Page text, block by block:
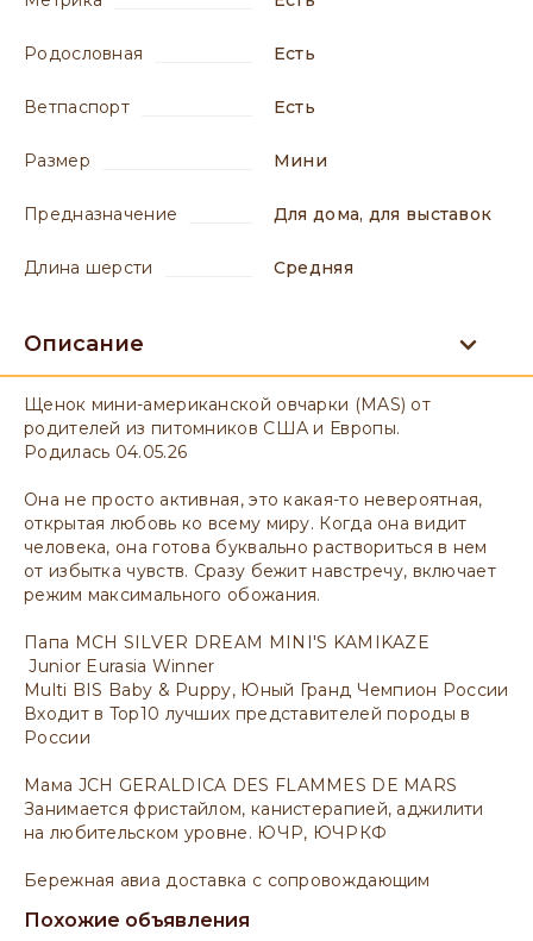
родословная есть
ветпаспорт есть
размер мини
предназначение для дома, для выставок
длина шерсти средняя
Описание
Щенок мини-американской овчарки (MAS) от
родителей из питомников США и Европы.
Родилась 04.05.26
Она не просто активная, это какая-то невероятная,
открытая любовь ко всему миру. Когда она видит
человека, она готова буквально раствориться в нем
от избытка чувств. Сразу бежит навстречу, включает
режим максимального обожания.
Папа MCH SILVER DREAM MINI'S KAMIKAZE
Junior Eurasia Winner
Multi BIS Baby & Puppy, Юный Гранд Чемпион России
Входит в Top10 лучших представителей породы в
России
Мама JCH GERALDICA DES FLAMMES DE MARS
Занимается фристайлом, канистерапией, аджилити
на любительском уровне. ЮЧР, ЮЧРКФ
Бережная авиа доставка с сопровождающим
Похожие объявления